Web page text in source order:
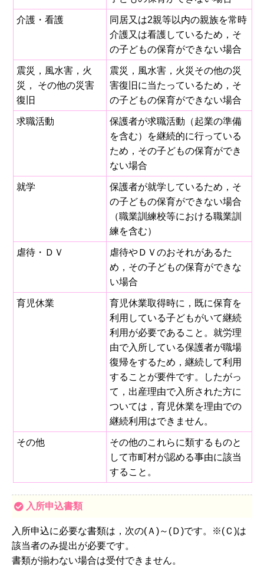
介護・看護
同居又は2親等以内の親族を常時
介護又は看護しているため，そ
の子どもの保育ができない場合
震災，風水害，火
災， その他の災害
復旧
震災，風水害，火災その他の災
害復旧に当たっているため，そ
の子どもの保育ができない場合
求職活動
保護者が求職活動（起業の準備
を含む）を継続的に行っている
ため，その子どもの保育ができ
ない場合
就学
保護者が就学しているため，そ
の子どもの保育ができない場合
（職業訓練校等における職業訓
練を含む）
虐待・ＤＶ
虐待やＤＶのおそれがあるた
め，その子どもの保育ができな
い場合
育児休業
育児休業取得時に，既に保育を
利用している子どもがいて継続
利用が必要であること。就労理
由で入所している保護者が職場
復帰をするため，継続して利用
することが要件です。したがっ
て，出産理由で入所された方に
ついては，育児休業を理由での
継続利用はできません。
その他
その他のこれらに類するものと
して市町村が認める事由に該当
すること。
入所申込書類
入所申込に必要な書類は，次の(Ａ)～(Ｄ)です。※(Ｃ)は
該当者のみ提出が必要です。
書類が揃わない場合は受付できません。